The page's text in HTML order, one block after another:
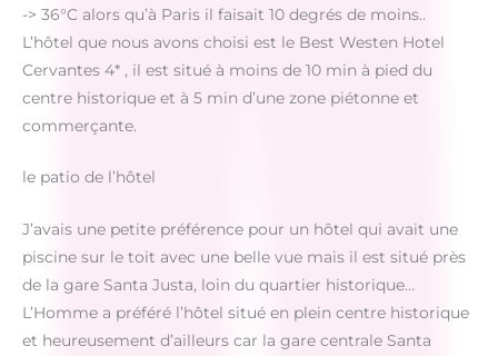
-> 36°C alors qu’à Paris il faisait 10 degrés de moins..
L’hôtel que nous avons choisi est le Best Westen Hotel
Cervantes 4* , il est situé à moins de 10 min à pied du
centre historique et à 5 min d’une zone piétonne et
commerçante.
le patio de l’hôtel
J’avais une petite préférence pour un hôtel qui avait une
piscine sur le toit avec une belle vue mais il est situé près
de la gare Santa Justa, loin du quartier historique…
L’Homme a préféré l’hôtel situé en plein centre historique
et heureusement d’ailleurs car la gare centrale Santa